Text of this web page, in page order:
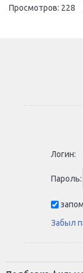
Просмотров: 228
Логин:
Пароль:
Забыл